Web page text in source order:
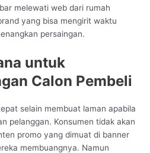
melewati web dari rumah
yang bisa mengirit waktu
persaingan.
untuk
Calon Pembeli
selain membuat laman apabila
pelanggan. Konsumen tidak akan
promo yang dimuat di banner
membuangnya. Namun